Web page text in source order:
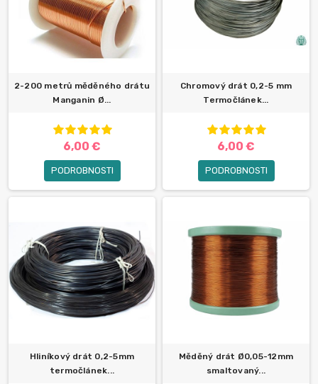
2-200 metrů měděného drátu
Manganin Ø...
6,00 €
PODROBNOSTI
Chromový drát 0,2-5 mm
Termočlánek...
6,00 €
PODROBNOSTI
Hliníkový drát 0,2-5mm
termočlánek...
Měděný drát Ø0,05-12mm
smaltovaný...